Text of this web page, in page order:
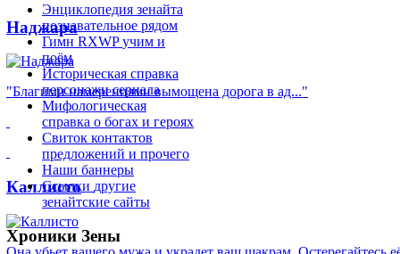
Наджара
"Благими намерениями вымощена дорога в ад..."
Каллисто
Энциклопедия зенайта
познавательное рядом
Гимн RXWPучим и
поём
Историческая справка
персонажи сериала
Мифологическая
справка о богах и героях
Свиток контактов
предложений и прочего
Наши баннеры
Ссылки другие
зенайтские сайты
Хроники Зены